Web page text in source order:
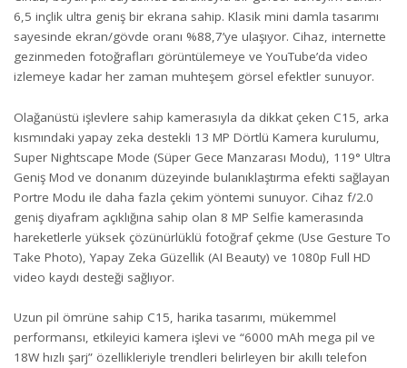
6,5 inçlik ultra geniş bir ekrana sahip. Klasik mini damla tasarımı
sayesinde ekran/gövde oranı %88,7’ye ulaşıyor. Cihaz, internette
gezinmeden fotoğrafları görüntülemeye ve YouTube’da video
izlemeye kadar her zaman muhteşem görsel efektler sunuyor.
Olağanüstü işlevlere sahip kamerasıyla da dikkat çeken C15, arka
kısmındaki yapay zeka destekli 13 MP Dörtlü Kamera kurulumu,
Super Nightscape Mode (Süper Gece Manzarası Modu), 119° Ultra
Geniş Mod ve donanım düzeyinde bulanıklaştırma efekti sağlayan
Portre Modu ile daha fazla çekim yöntemi sunuyor. Cihaz f/2.0
geniş diyafram açıklığına sahip olan 8 MP Selfie kamerasında
hareketlerle yüksek çözünürlüklü fotoğraf çekme (Use Gesture To
Take Photo), Yapay Zeka Güzellik (AI Beauty) ve 1080p Full HD
video kaydı desteği sağlıyor.
Uzun pil ömrüne sahip C15, harika tasarımı, mükemmel
performansı, etkileyici kamera işlevi ve “6000 mAh mega pil ve
18W hızlı şarj” özellikleriyle trendleri belirleyen bir akıllı telefon